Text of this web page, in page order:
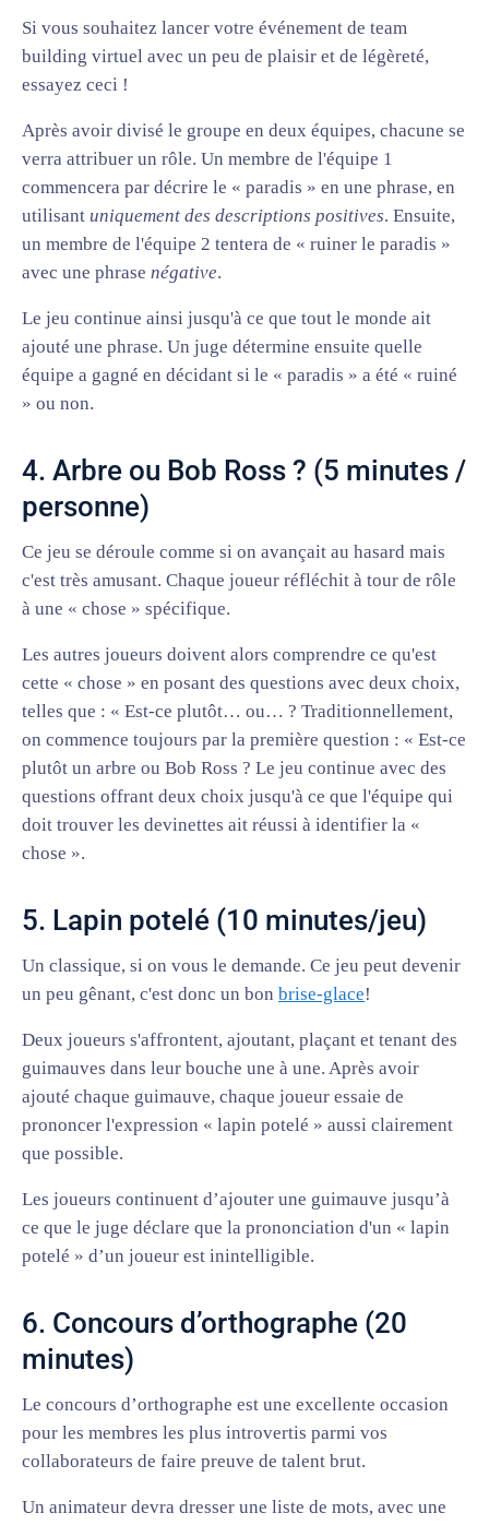
Si vous souhaitez lancer votre événement de team
building virtuel avec un peu de plaisir et de légèreté,
essayez ceci !
Après avoir divisé le groupe en deux équipes, chacune se
verra attribuer un rôle. Un membre de l'équipe 1
commencera par décrire le « paradis » en une phrase, en
utilisant uniquement des descriptions positives. Ensuite,
un membre de l'équipe 2 tentera de « ruiner le paradis »
avec une phrase négative.
Le jeu continue ainsi jusqu'à ce que tout le monde ait
ajouté une phrase. Un juge détermine ensuite quelle
équipe a gagné en décidant si le « paradis » a été « ruiné
» ou non.
4. Arbre ou Bob Ross ? (5 minutes /
personne)
Ce jeu se déroule comme si on avançait au hasard mais
c'est très amusant. Chaque joueur réfléchit à tour de rôle
à une « chose » spécifique.
Les autres joueurs doivent alors comprendre ce qu'est
cette « chose » en posant des questions avec deux choix,
telles que : « Est-ce plutôt… ou… ? Traditionnellement,
on commence toujours par la première question : « Est-ce
plutôt un arbre ou Bob Ross ? Le jeu continue avec des
questions offrant deux choix jusqu'à ce que l'équipe qui
doit trouver les devinettes ait réussi à identifier la «
chose ».
5. Lapin potelé (10 minutes/jeu)
Un classique, si on vous le demande. Ce jeu peut devenir
un peu gênant, c'est donc un bon brise-glace!
Deux joueurs s'affrontent, ajoutant, plaçant et tenant des
guimauves dans leur bouche une à une. Après avoir
ajouté chaque guimauve, chaque joueur essaie de
prononcer l'expression « lapin potelé » aussi clairement
que possible.
Les joueurs continuent d’ajouter une guimauve jusqu’à
ce que le juge déclare que la prononciation d'un « lapin
potelé » d’un joueur est inintelligible.
6. Concours d’orthographe (20
minutes)
Le concours d’orthographe est une excellente occasion
pour les membres les plus introvertis parmi vos
collaborateurs de faire preuve de talent brut.
Un animateur devra dresser une liste de mots, avec une